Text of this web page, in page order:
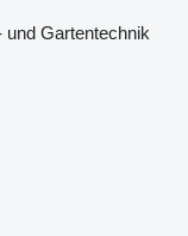
und Gartentechnik